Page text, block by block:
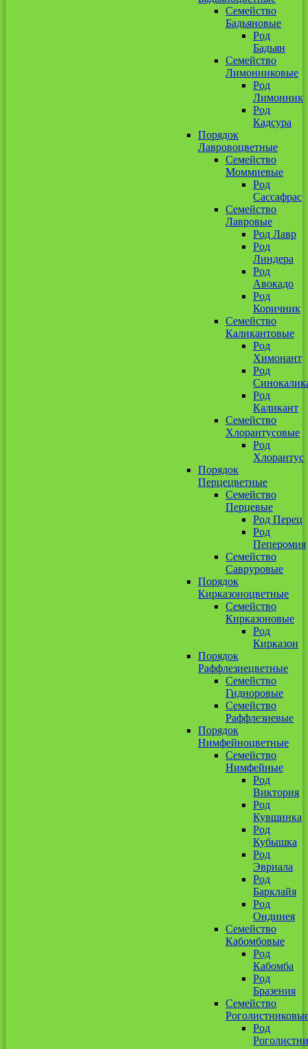
Семейство
Бадьяновые
Род
Бадьян
Семейство
Лимонниковые
Род
Лимонник
Род
Кадсура
Порядок
Лавровоцветные
Семейство
Моммиевые
Род
Сассафрас
Семейство
Лавровые
Род Лавр
Род
Линдера
Род
Авокадо
Род
Коричник
Семейство
Каликантовые
Род
Химонант
Род
Род
Каликант
Семейство
Хлорантусовые
Род
Хлорантус
Порядок
Перцецветные
Семейство
Перцевые
Род Перец
Род
Пеперомия
Семейство
Савруровые
Порядок
Кирказоноцветные
Семейство
Кирказоновые
Род
Кирказон
Порядок
Раффлезиецветные
Семейство
Гидноровые
Семейство
Раффлезиевые
Порядок
Нимфейноцветные
Семейство
Нимфейные
Род
Виктория
Род
Кувшинка
Род
Кубышка
Род
Эвриала
Род
Барклайя
Род
Ондинея
Семейство
Кабомбовые
Род
Кабомба
Род
Бразения
Семейство
Род